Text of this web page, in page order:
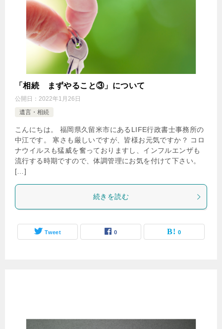
「相続 まずやること③」について
公開日： 2022年1月26日
遺言・相続
こんにちは。 福岡県久留米市にあるLIFE行政書士事務所の
中江です。 寒さも厳しいですが、皆様お元気ですか？ コロ
ナウイルスも猛威を奮っておりますし、インフルエンザも
流行する時期ですので、体調管理にお気を付けて下さい。
[…]
続きを読む
Tweet 0 0